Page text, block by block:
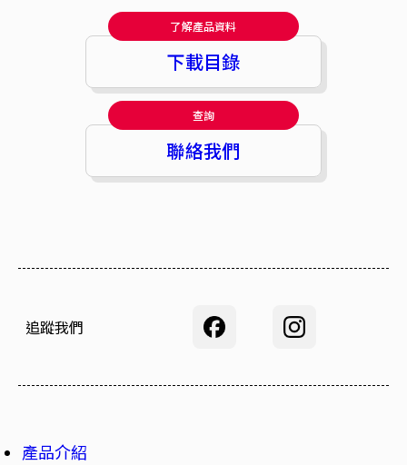
了解產品資料
下載目錄
查詢
聯絡我們
產品介紹
追蹤我們